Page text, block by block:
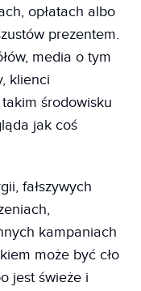
opłatach albo
prezentem.
media o tym
klienci
środowisku
jak coś
fałszywych
kampaniach
może być cło
jest świeże i